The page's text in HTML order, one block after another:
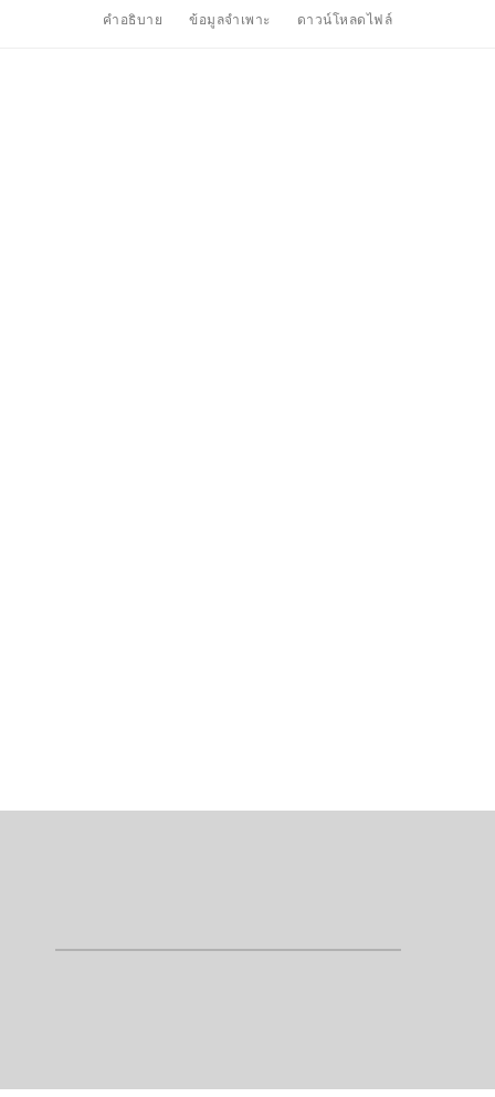
คำอธิบาย ข้อมูลจำเพาะ ดาวน์โหลดไฟล์